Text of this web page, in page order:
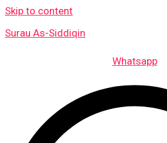
Skip to content
Surau As-Siddiqin
Whatsapp